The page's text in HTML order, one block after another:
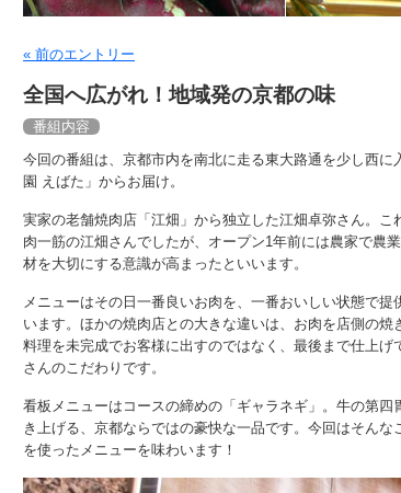
« 前のエントリー
全国へ広がれ！地域発の京都の味
番組内容
今回の番組は、京都市内を南北に走る東大路通を少し西
園 えばた」からお届け。
実家の老舗焼肉店「江畑」から独立した江畑卓弥さん。
肉一筋の江畑さんでしたが、オープン1年前には農家で農
材を大切にする意識が高まったといいます。
メニューはその日一番良いお肉を、一番おいしい状態で
います。ほかの焼肉店との大きな違いは、お肉を店側の
料理を未完成でお客様に出すのではなく、最後まで仕上
さんのこだわりです。
看板メニューはコースの締めの「ギャラネギ」。牛の第
き上げる、京都ならではの豪快な一品です。今回はそん
を使ったメニューを味わいます！